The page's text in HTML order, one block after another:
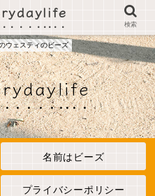
ウェスティのビーズ
名前はビーズ
プライバシーポリシー
検索